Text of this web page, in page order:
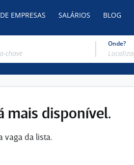
EMPRESAS SALÁRIOS BLOG
Onde?
mais disponível.
vaga da lista.